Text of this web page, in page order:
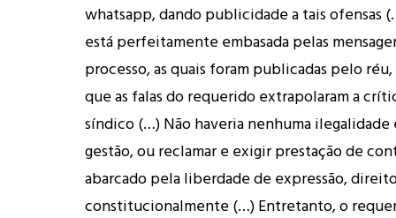
whatsapp, dando publicidade a tais ofensas
está perfeitamente embasada pelas
processo, as quais foram publicadas pelo
que as falas do requerido extrapolaram a
síndico (…) Não haveria nenhuma ilegalidade
gestão, ou reclamar e exigir prestação de
abarcado pela liberdade de expressão,
constitucionalmente (…) Entretanto, o